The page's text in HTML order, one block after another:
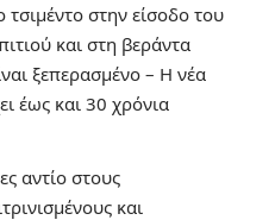
τσιμέντο στην είσοδο του
και στη βεράντα
ξεπερασμένο – Η νέα
έως και 30 χρόνια
αντίο στους
και